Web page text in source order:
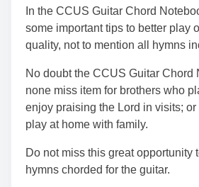
In the CCUS Guitar Chord
some important tips to better play
quality, not to mention all hymns
No doubt the CCUS Guitar Chord
none miss item for brothers who
enjoy praising the Lord in visits; or
play at home with family.
Do not miss this great opportunity
hymns chorded for the guitar.